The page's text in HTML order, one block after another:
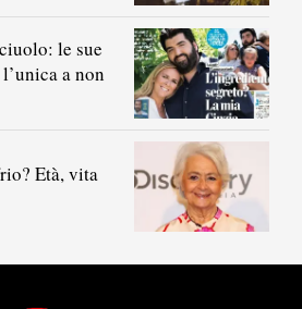
le sue
a non
Età, vita